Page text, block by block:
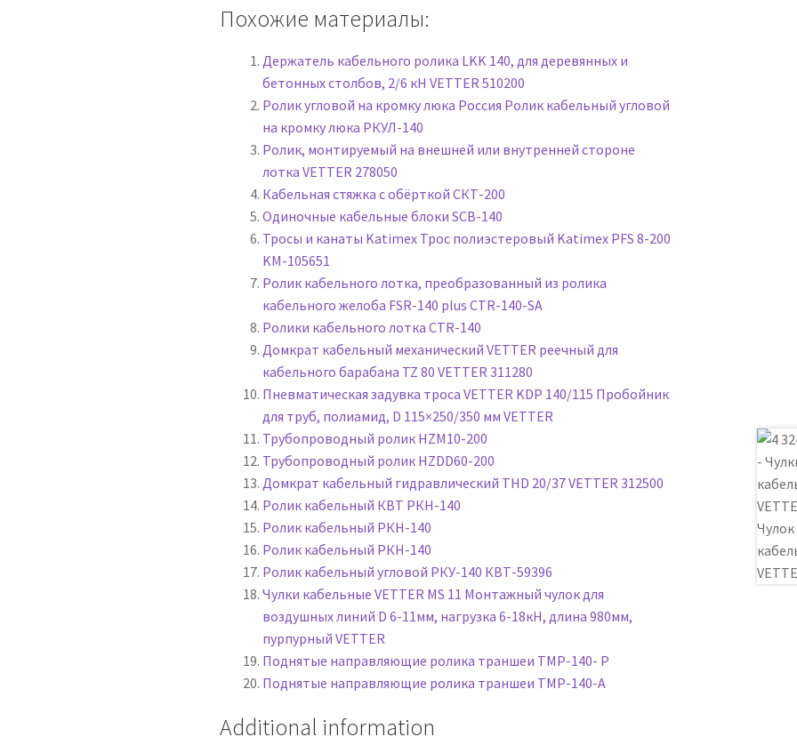
Оборудование для прокладки кабеля
Оборудование для прокладки кабеля ВОЛС
Особенности кабельных толкателей
Оформление заказа
дизельных кабельных лебедок для прокладки кабеля
преимущества и стандарты качества
Поставка оборудования для задувки кабеля
Похожие материалы:
Держатель кабельного ролика LKK 140, для деревянных и
бетонных столбов, 2/6 кН VETTER 510200
Ролик угловой на кромку люка Россия Ролик кабельный угловой
на кромку люка РКУЛ-140
Ролик, монтируемый на внешней или внутренней стороне
лотка VETTER 278050
Кабельная стяжка с обёрткой СКТ-200
Одиночные кабельные блоки SCB-140
Тросы и канаты Katimex Трос полиэстеровый Katimex PFS 8-200
KM-105651
Ролик кабельного лотка, преобразованный из ролика
кабельного желоба FSR-140 plus CTR-140-SA
Ролики кабельного лотка CTR-140
Домкрат кабельный механический VETTER реечный для
кабельного барабана TZ 80 VETTER 311280
Пневматическая задувка троса VETTER KDP 140/115 Пробойник
для труб, полиамид, D 115×250/350 мм VETTER
Трубопроводный ролик HZM10-200
Трубопроводный ролик HZDD60-200
Домкрат кабельный гидравлический THD 20/37 VETTER 312500
Ролик кабельный КВТ РКН-140
Ролик кабельный РКН-140
Ролик кабельный РКН-140
Ролик кабельный угловой РКУ-140 КВТ-59396
Чулки кабельные VETTER MS 11 Монтажный чулок для
воздушных линий D 6-11мм, нагрузка 6-18кН, длина 980мм,
пурпурный VETTER
Поднятые направляющие ролика траншеи ТМР-140- Р
Поднятые направляющие ролика траншеи ТМР-140-А
Additional information